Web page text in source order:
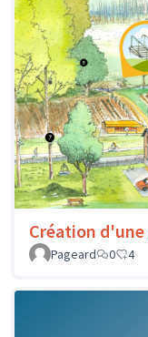
Création d'une
Pageard
0 4